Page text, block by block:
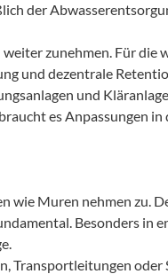
der
zunehmen. Für die
und dezentrale
und
es Anpassungen in
Muren nehmen zu.
Besonders in
Transportleitungen oder